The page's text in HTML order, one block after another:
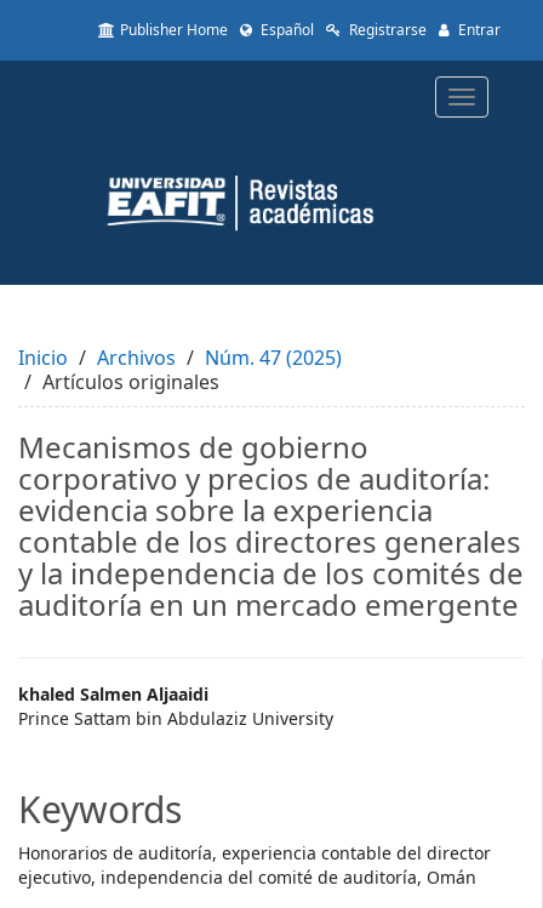
to
Content
Sidebar
Publisher Home Español Registrarse Entrar
Toggle
Inicio Archivos
Núm. 47 (2025)
Artículos originales
Mecanismos de gobierno
corporativo y precios de auditoría:
evidencia sobre la experiencia
contable de los directores generales
y la independencia de los comités de
auditoría en un mercado emergente
Main
Article
khaled Salmen Aljaaidi
Prince Sattam bin Abdulaziz University
Keywords
Honorarios de auditoría, experiencia contable del director
ejecutivo, independencia del comité de auditoría, Omán